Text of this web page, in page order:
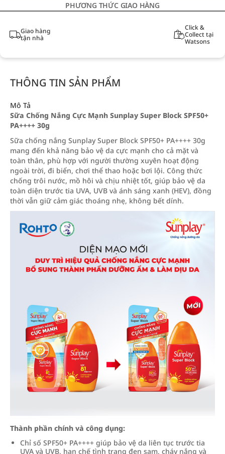
PHƯƠNG THỨC GIAO HÀNG
Giao hàng
tận nhà
Click &
Collect tại
Watsons
THÔNG TIN SẢN PHẨM
Mô Tả
Sữa Chống Nắng Cực Mạnh Sunplay Super Block SPF50+
PA++++ 30g
Sữa chống nắng Sunplay Super Block SPF50+ PA++++ 30g
mang đến khả năng bảo vệ da cực mạnh cho cả mặt và
toàn thân, phù hợp với người thường xuyên hoạt động
ngoài trời, đi biển, chơi thể thao hoặc bơi lội. Công thức
chống trôi nước, mồ hôi và chịu nhiệt tốt, giúp bảo vệ da
toàn diện trước tia UVA, UVB và ánh sáng xanh (HEV), đồng
thời vẫn giữ cảm giác thoáng nhẹ, không bết dính.
Thành phần chính và công dụng:
Chỉ số SPF50+ PA++++ giúp bảo vệ da liên tục trước tia
UVA và UVB, hạn chế tình trạng đen sạm, cháy nắng và